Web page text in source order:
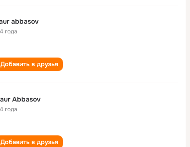
abbasov
года
Добавить в друзья
Abbasov
года
Добавить в друзья